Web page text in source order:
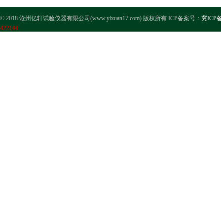
© 2018 沧州亿轩试验仪器有限公司(www.yixuan17.com) 版权所有 ICP备案号： 冀ICP
422144